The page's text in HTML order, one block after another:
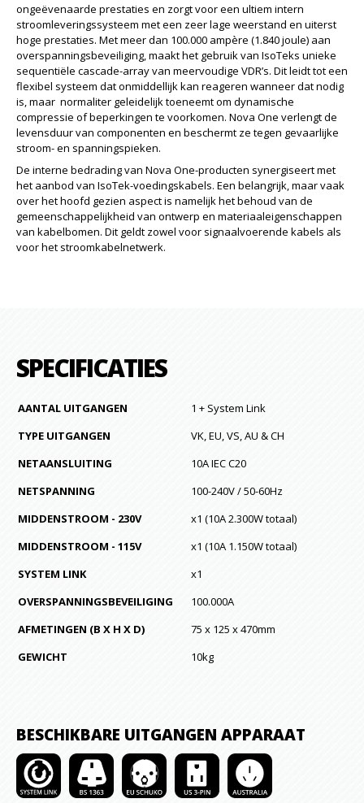
ongeëvenaarde prestaties en zorgt voor een ultiem intern
stroomleveringssysteem met een zeer lage weerstand en uiterst
hoge prestaties. Met meer dan 100.000 ampère (1.840 joule) aan
overspanningsbeveiliging, maakt het gebruik van IsoTeks unieke
sequentiële cascade-array van meervoudige VDR’s. Dit leidt tot een
flexibel systeem dat onmiddellijk kan reageren wanneer dat nodig
is, maar normaliter geleidelijk toeneemt om dynamische
compressie of beperkingen te voorkomen. Nova One verlengt de
levensduur van componenten en beschermt ze tegen gevaarlijke
stroom- en spanningspieken.
De interne bedrading van Nova One-producten synergiseert met
het aanbod van IsoTek-voedingskabels. Een belangrijk, maar vaak
over het hoofd gezien aspect is namelijk het behoud van de
gemeenschappelijkheid van ontwerp en materiaaleigenschappen
van kabelbomen. Dit geldt zowel voor signaalvoerende kabels als
voor het stroomkabelnetwerk.
SPECIFICATIES
AANTAL UITGANGEN
1 + System Link
TYPE UITGANGEN
VK, EU, VS, AU & CH
NETAANSLUITING
10A IEC C20
NETSPANNING
100-240V / 50-60Hz
MIDDENSTROOM - 230V
x1 (10A 2.300W totaal)
MIDDENSTROOM - 115V
x1 (10A 1.150W totaal)
SYSTEM LINK
x1
OVERSPANNINGSBEVEILIGING
100.000A
AFMETINGEN (B X H X D)
75 x 125 x 470mm
GEWICHT
10kg
BESCHIKBARE UITGANGEN APPARAAT